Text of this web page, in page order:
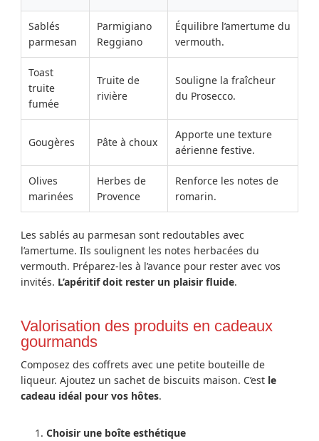
Sablés
parmesan
Parmigiano
Reggiano
Équilibre l’amertume du
vermouth.
Toast
truite
fumée
Truite de
rivière
Souligne la fraîcheur
du Prosecco.
Gougères Pâte à choux
Apporte une texture
aérienne festive.
Olives
marinées
Herbes de
Provence
Renforce les notes de
romarin.
Les sablés au parmesan sont redoutables avec
l’amertume. Ils soulignent les notes herbacées du
vermouth. Préparez-les à l’avance pour rester avec vos
invités. L’apéritif doit rester un plaisir fluide.
Valorisation des produits en cadeaux
gourmands
Composez des coffrets avec une petite bouteille de
liqueur. Ajoutez un sachet de biscuits maison. C’est le
cadeau idéal pour vos hôtes.
Choisir une boîte esthétique